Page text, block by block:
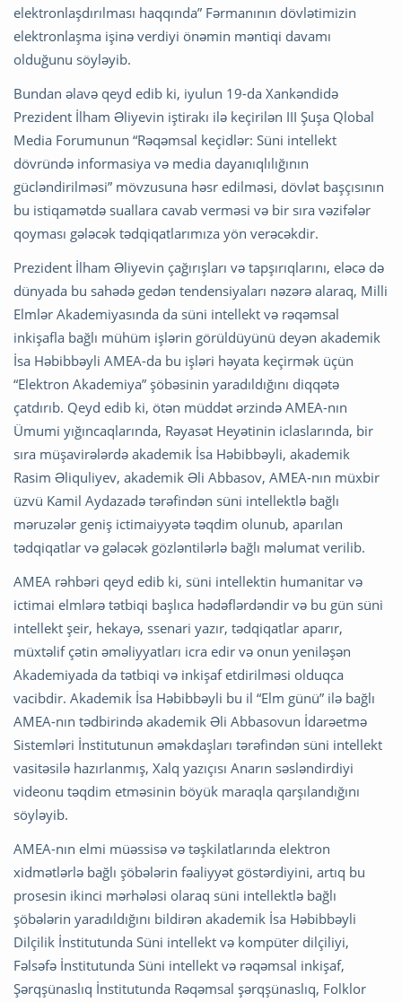
elektronlaşdırılması haqqında” Fərmanının dövlətimizin
elektronlaşma işinə verdiyi önəmin məntiqi davamı
olduğunu söyləyib.
Bundan əlavə qeyd edib ki, iyulun 19-da Xankəndidə
Prezident İlham Əliyevin iştirakı ilə keçirilən III Şuşa Qlobal
Media Forumunun “Rəqəmsal keçidlər: Süni intellekt
dövründə informasiya və media dayanıqlılığının
gücləndirilməsi” mövzusuna həsr edilməsi, dövlət başçısının
bu istiqamətdə suallara cavab verməsi və bir sıra vəzifələr
qoyması gələcək tədqiqatlarımıza yön verəcəkdir.
Prezident İlham Əliyevin çağırışları və tapşırıqlarını, eləcə də
dünyada bu sahədə gedən tendensiyaları nəzərə alaraq, Milli
Elmlər Akademiyasında da süni intellekt və rəqəmsal
inkişafla bağlı mühüm işlərin görüldüyünü deyən akademik
İsa Həbibbəyli AMEA-da bu işləri həyata keçirmək üçün
“Elektron Akademiya” şöbəsinin yaradıldığını diqqətə
çatdırıb. Qeyd edib ki, ötən müddət ərzində AMEA-nın
Ümumi yığıncaqlarında, Rəyasət Heyətinin iclaslarında, bir
sıra müşavirələrdə akademik İsa Həbibbəyli, akademik
Rasim Əliquliyev, akademik Əli Abbasov, AMEA-nın müxbir
üzvü Kamil Aydazadə tərəfindən süni intellektlə bağlı
məruzələr geniş ictimaiyyətə təqdim olunub, aparılan
tədqiqatlar və gələcək gözləntilərlə bağlı məlumat verilib.
AMEA rəhbəri qeyd edib ki, süni intellektin humanitar və
ictimai elmlərə tətbiqi başlıca hədəflərdəndir və bu gün süni
intellekt şeir, hekayə, ssenari yazır, tədqiqatlar aparır,
müxtəlif çətin əməliyyatları icra edir və onun yeniləşən
Akademiyada da tətbiqi və inkişaf etdirilməsi olduqca
vacibdir. Akademik İsa Həbibbəyli bu il “Elm günü” ilə bağlı
AMEA-nın tədbirində akademik Əli Abbasovun İdarəetmə
Sistemləri İnstitutunun əməkdaşları tərəfindən süni intellekt
vasitəsilə hazırlanmış, Xalq yazıçısı Anarın səsləndirdiyi
videonu təqdim etməsinin böyük maraqla qarşılandığını
söyləyib.
AMEA-nın elmi müəssisə və təşkilatlarında elektron
xidmətlərlə bağlı şöbələrin fəaliyyət göstərdiyini, artıq bu
prosesin ikinci mərhələsi olaraq süni intellektlə bağlı
şöbələrin yaradıldığını bildirən akademik İsa Həbibbəyli
Dilçilik İnstitutunda Süni intellekt və kompüter dilçiliyi,
Fəlsəfə İnstitutunda Süni intellekt və rəqəmsal inkişaf,
Şərqşünaslıq İnstitutunda Rəqəmsal şərqşünaslıq, Folklor